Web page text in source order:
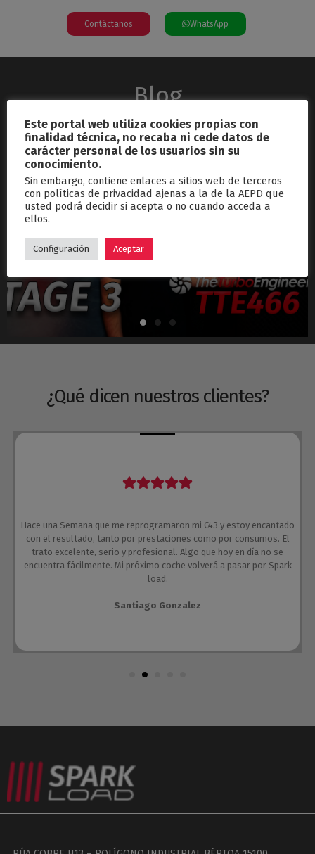
Contáctanos WhatsApp
Blog
septiembre 26, 2024
Hyundai i30N Stage 3 – Turbo TTE466
¿Qué dicen nuestros clientes?
Hace una Semana que me reprogramaron mi C43 y estoy encantado
con el resultado, tanto por prestaciones como por consumos. El
trato excelente, serio y profesional. Algo que hoy en día no se
encuentra fácilmente. Mi próximo coche volverá a pasar por Spark
load.
Santiago Gonzalez
Este portal web utiliza cookies propias con
finalidad técnica, no recaba ni cede datos de
carácter personal de los usuarios sin su
conocimiento.
Sin embargo, contiene enlaces a sitios web de terceros
con políticas de privacidad ajenas a la de la AEPD que
usted podrá decidir si acepta o no cuando acceda a
ellos.
Configuración Aceptar